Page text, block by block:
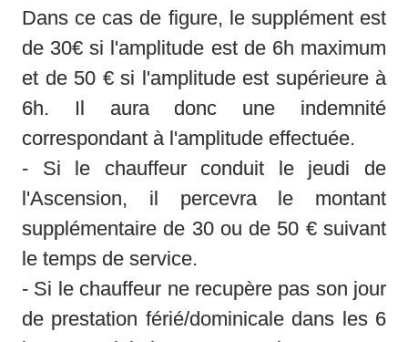
Dans ce cas de figure, le supplément est
de 30€ si l'amplitude est de 6h maximum
et de 50 € si l'amplitude est supérieure à
6h. Il aura donc une indemnité
correspondant à l'amplitude effectuée.
- Si le chauffeur conduit le jeudi de
l'Ascension, il percevra le montant
supplémentaire de 30 ou de 50 € suivant
le temps de service.
- Si le chauffeur ne recupère pas son jour
de prestation férié/dominicale dans les 6